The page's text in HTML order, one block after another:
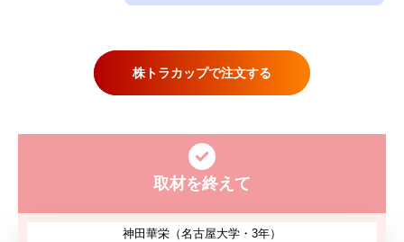
株トラカップで注文する
取材を終えて
神田華栄（名古屋大学・3年）